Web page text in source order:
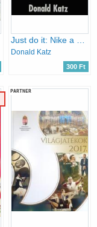
Just do it: Nike a világban
Donald Katz
300 Ft
PARTNER